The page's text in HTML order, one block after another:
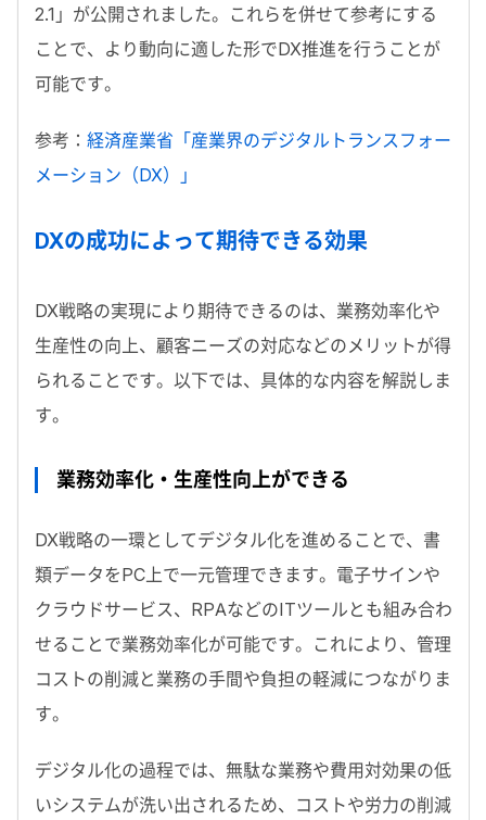
2.1」が公開されました。これらを併せて参考にする
ことで、より動向に適した形でDX推進を行うことが
可能です。
参考： 経済産業省「産業界のデジタルトランスフォー
メーション（DX）」
DXの成功によって期待できる効果
DX戦略の実現により期待できるのは、業務効率化や
生産性の向上、顧客ニーズの対応などのメリットが得
られることです。以下では、具体的な内容を解説しま
す。
業務効率化・生産性向上ができる
DX戦略の一環としてデジタル化を進めることで、書
類データをPC上で一元管理できます。電子サインや
クラウドサービス、RPAなどのITツールとも組み合わ
せることで業務効率化が可能です。これにより、管理
コストの削減と業務の手間や負担の軽減につながりま
す。
デジタル化の過程では、無駄な業務や費用対効果の低
いシステムが洗い出されるため、コストや労力の削減